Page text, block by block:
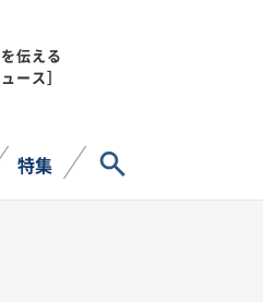
伝える
ース］
特集